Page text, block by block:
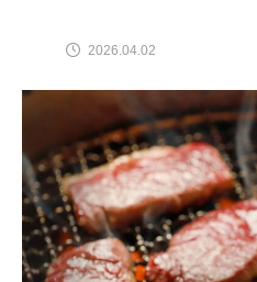
2026.04.02